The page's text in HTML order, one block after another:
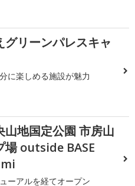
グリーンパレスキャ
に楽しめる施設が魅力
山地国定公園 市房山
場 outside BASE
ーアルを経てオープン